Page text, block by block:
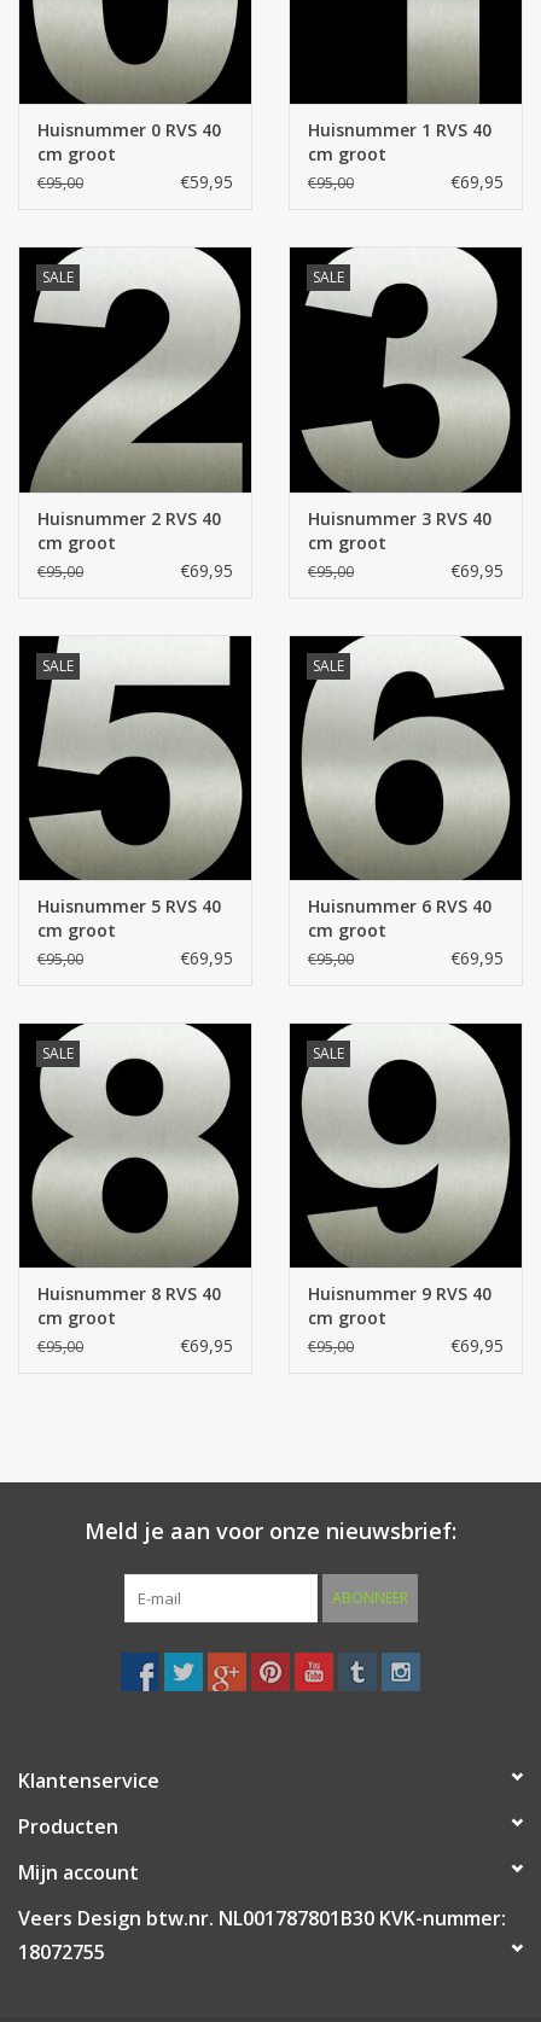
Huisnummer 0 RVS 40
cm groot
€95,00 €59,95
Huisnummer 1 RVS 40
cm groot
€95,00 €69,95
SALE
Huisnummer 2 RVS 40
cm groot
€95,00 €69,95
SALE
Huisnummer 3 RVS 40
cm groot
€95,00 €69,95
SALE
Huisnummer 5 RVS 40
cm groot
€95,00 €69,95
SALE
Huisnummer 6 RVS 40
cm groot
€95,00 €69,95
SALE
Huisnummer 8 RVS 40
cm groot
€95,00 €69,95
SALE
Huisnummer 9 RVS 40
cm groot
€95,00 €69,95
Meld je aan voor onze nieuwsbrief:
ABONNEER
Klantenservice
Producten
Mijn account
Veers Design btw.nr. NL001787801B30 KVK-nummer:
18072755